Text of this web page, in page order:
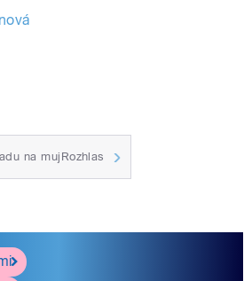
na mujRozhlas